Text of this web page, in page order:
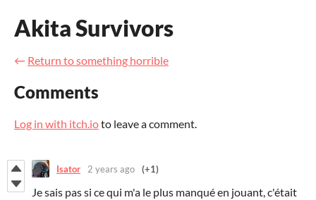
Akita Survivors
← Return to something horrible
Comments
Log in with itch.ioto leave a comment.
Isator 2 years ago (+1)
Je sais pas si ce qui m'a le plus manqué en jouant, c'était